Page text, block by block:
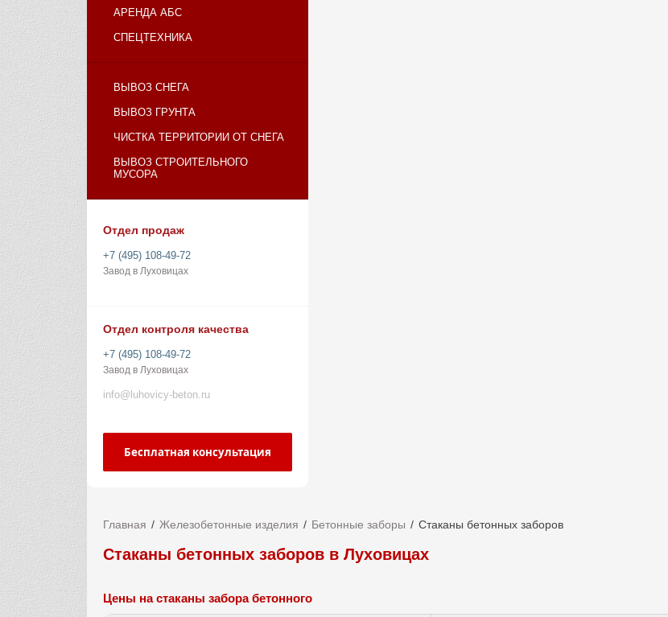
АРЕНДА АБС
СПЕЦТЕХНИКА
ВЫВОЗ СНЕГА
ВЫВОЗ ГРУНТА
ЧИСТКА ТЕРРИТОРИИ ОТ СНЕГА
ВЫВОЗ СТРОИТЕЛЬНОГО
МУСОРА
Отдел продаж
+7 (495) 108-49-72
Завод в Луховицах
Отдел контроля качества
+7 (495) 108-49-72
Завод в Луховицах
info@luhovicy-beton.ru
Бесплатная консультация
Главная Железобетонные изделия Бетонные заборы Стаканы бетонных заборов
Стаканы бетонных заборов в Луховицах
Цены на стаканы забора бетонного